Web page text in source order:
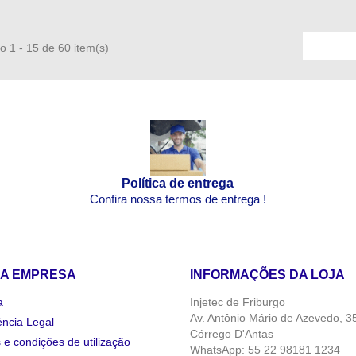
1 - 15 de 60 item(s)
Política de entrega
Confira nossa termos de entrega !
EMPRESA
Legal
e condições de utilização
INFORMAÇÕES DA LOJA
Injetec de Friburgo
Av. Antônio Mário de Azevedo,
Córrego D'Antas
WhatsApp: 55 22 98181 1234